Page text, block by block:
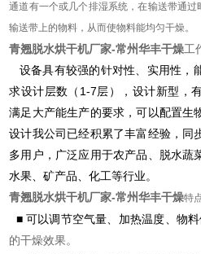
通道有一个或几个排湿系统，在输送带通
输送带上的物料，从而使物料能均匀干燥。
青翘脱水烘干机厂家-常州华丰干燥工
设备具有较强的针对性、实用性，
求设计层数（1-7层），设计新型，
满足大产能生产的要求，可以配置生
设计我公司已经积累了丰富经验，同
多用户，广泛应用于农产品、脱水蔬
水果、矿产品、化工等行业。
青翘脱水烘干机厂家-常州华丰干燥特
■可以调节空气量、加热温度、物
的干燥效果。